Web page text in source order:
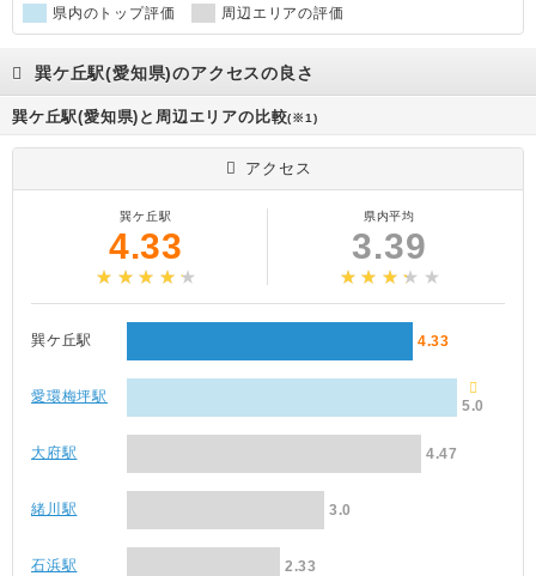
県内のトップ評価 周辺エリアの評価
巽ケ丘駅(愛知県)のアクセスの良さ
巽ケ丘駅(愛知県)と周辺エリアの比較(※1)
アクセス
巽ケ丘駅
4.33
県内平均
3.39
巽ケ丘駅 4.33
愛環梅坪駅
5.0
大府駅 4.47
緒川駅 3.0
石浜駅 2.33